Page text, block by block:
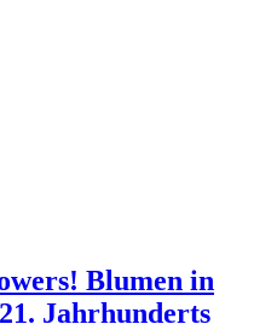
Blumen in
Jahrhunderts